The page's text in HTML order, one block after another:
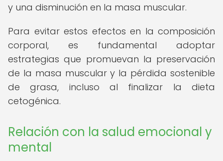
y una disminución en la masa muscular.
Para evitar estos efectos en la composición
corporal, es fundamental adoptar
estrategias que promuevan la preservación
de la masa muscular y la pérdida sostenible
de grasa, incluso al finalizar la dieta
cetogénica.
Relación con la salud emocional y
mental